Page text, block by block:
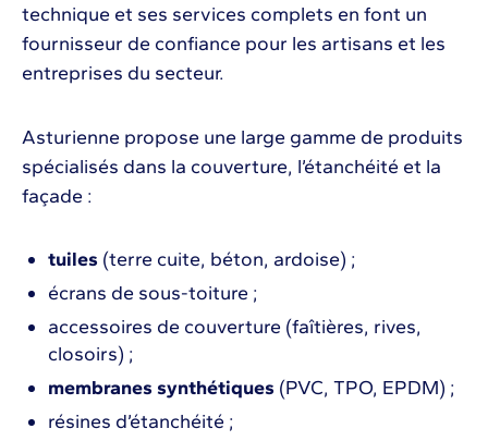
technique et ses services complets en font un
fournisseur de confiance pour les artisans et les
entreprises du secteur.
Asturienne propose une large gamme de produits
spécialisés dans la couverture, l’étanchéité et la
façade :
tuiles (terre cuite, béton, ardoise) ;
écrans de sous-toiture ;
accessoires de couverture (faîtières, rives,
closoirs) ;
membranes synthétiques (PVC, TPO, EPDM) ;
résines d’étanchéité ;